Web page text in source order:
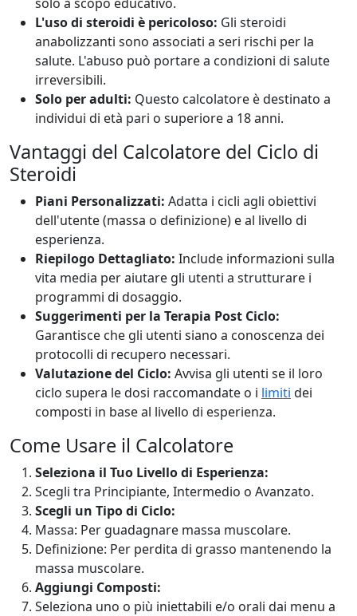
L'uso di steroidi è pericoloso: Gli steroidi
anabolizzanti sono associati a seri rischi per la
salute. L'abuso può portare a condizioni di salute
irreversibili.
Solo per adulti: Questo calcolatore è destinato a
individui di età pari o superiore a 18 anni.
Vantaggi del Calcolatore del Ciclo di
Steroidi
Piani Personalizzati: Adatta i cicli agli obiettivi
dell'utente (massa o definizione) e al livello di
esperienza.
Riepilogo Dettagliato: Include informazioni sulla
vita media per aiutare gli utenti a strutturare i
programmi di dosaggio.
Suggerimenti per la Terapia Post Ciclo:
Garantisce che gli utenti siano a conoscenza dei
protocolli di recupero necessari.
Valutazione del Ciclo: Avvisa gli utenti se il loro
ciclo supera le dosi raccomandate o i limiti dei
composti in base al livello di esperienza.
Come Usare il Calcolatore
Seleziona il Tuo Livello di Esperienza:
Scegli tra Principiante, Intermedio o Avanzato.
Scegli un Tipo di Ciclo:
Massa: Per guadagnare massa muscolare.
Definizione: Per perdita di grasso mantenendo la
massa muscolare.
Aggiungi Composti:
Seleziona uno o più iniettabili e/o orali dai menu a